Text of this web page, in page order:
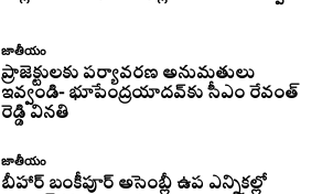
జాతీయం
ప్రాజెక్టులకు పర్యావరణ అనుమతులు
ఇవ్వండి- భూపేంద్రయాదవ్‌కు సీఎం రేవంత్‌
రెడ్డి వినతి
జాతీయం
బీహార్ బంకీపూర్ అసెంబ్లీ ఉప ఎన్నికల్లో